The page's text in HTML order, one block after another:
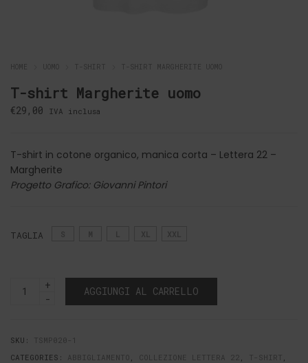
HOME UOMO T-SHIRT T-SHIRT MARGHERITE UOMO
T-shirt Margherite uomo
€29,00 IVA inclusa
T-shirt in cotone organico, manica corta – Lettera 22 –
Margherite
Progetto Grafico: Giovanni Pintori
TAGLIA
shirt
AGGIUNGI AL CARRELLO
SKU:
TSMP020-1
CATEGORIES:
ABBIGLIAMENTO , COLLEZIONE LETTERA 22 , T-SHIRT ,